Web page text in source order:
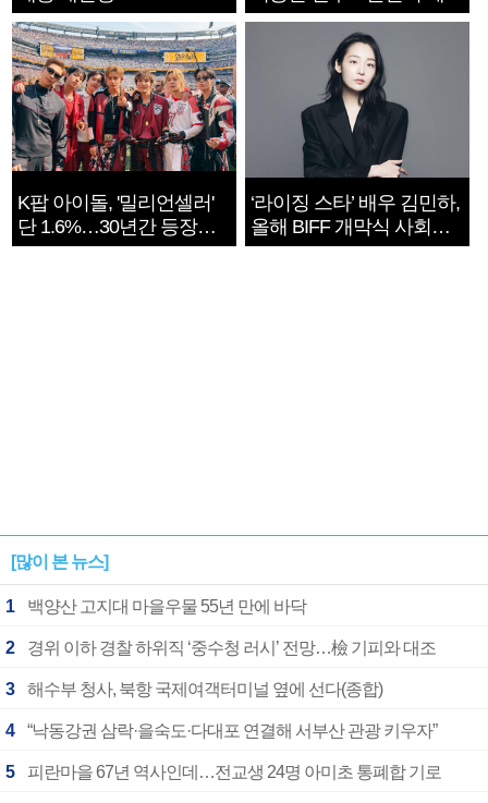
지는 ‘전쟁 속죄’
K팝 아이돌, '밀리언셀러'
단 1.6%…30년간 등장
1182개팀 전수조사
‘라이징 스타’ 배우 김민하,
올해 BIFF 개막식 사회자
확정
[많이 본 뉴스]
1 백양산 고지대 마을우물 55년 만에 바닥
2 경위 이하 경찰 하위직 ‘중수청 러시’ 전망…檢 기피와 대조
3 해수부 청사, 북항 국제여객터미널 옆에 선다(종합)
4 “낙동강권 삼락·을숙도·다대포 연결해 서부산 관광 키우자”
5 피란마을 67년 역사인데…전교생 24명 아미초 통폐합 기로